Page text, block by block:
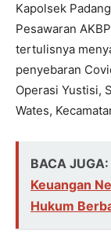
Kapolsek
Pesawaran
tertulisnya
penyebaran
Operasi Yustisi,
Wates,
BACA JUGA:
Keuangan
Hukum